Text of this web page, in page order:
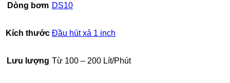
Dòng bơm DS10
Kích thước Đầu hút xả 1 inch
Lưu lượng Từ 100 – 200 Lít/Phút